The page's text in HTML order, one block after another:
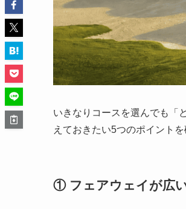
いきなりコースを選んでも「
えておきたい5つのポイントを
① フェアウェイが広